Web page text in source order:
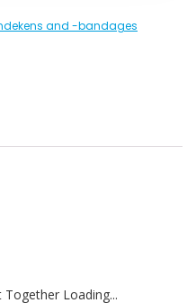
and -bandages
Loading...